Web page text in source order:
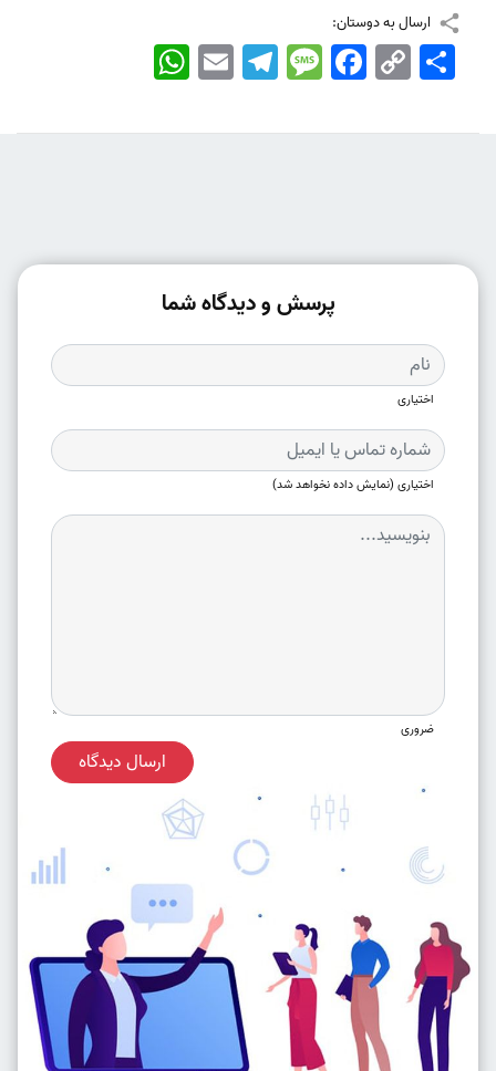
ارسال به دوستان:
WhatsApp EmailTelegramMessageFacebook Copy
Link
اشتراک
پرسش و دیدگاه شما
اختیاری
اختیاری (نمایش داده نخواهد شد)
ضروری
ارسال دیدگاه